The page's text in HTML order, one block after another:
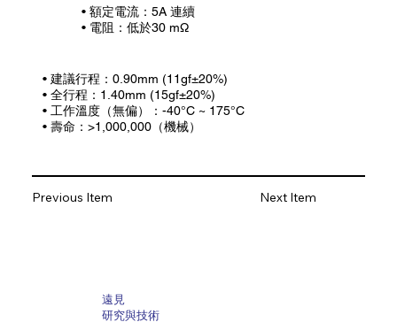
Next Item
Previous Item
• 額定電流：5A 連續
• 電阻：低於30 mΩ
• 建議行程：0.90mm (11gf±20%)
• 全行程：1.40mm (15gf±20%)
• 工作溫度（無偏）：-40°C ~ 175°C
• 壽命：>1,000,000（機械）
遠見
研究與技術